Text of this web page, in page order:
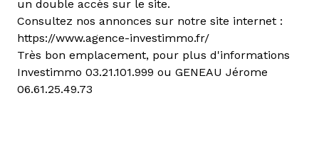
un double accès sur le site.
Consultez nos annonces sur notre site internet :
https://www.agence-investimmo.fr/
Très bon emplacement, pour plus d'informations
Investimmo 03.21.101.999 ou GENEAU Jérome
06.61.25.49.73